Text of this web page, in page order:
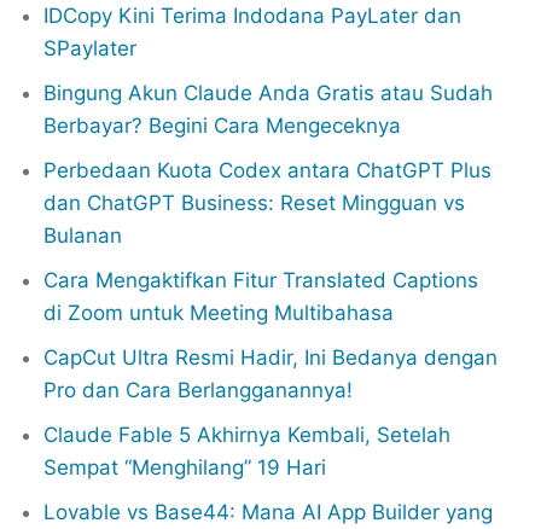
IDCopy Kini Terima Indodana PayLater dan
SPaylater
Bingung Akun Claude Anda Gratis atau Sudah
Berbayar? Begini Cara Mengeceknya
Perbedaan Kuota Codex antara ChatGPT Plus
dan ChatGPT Business: Reset Mingguan vs
Bulanan
Cara Mengaktifkan Fitur Translated Captions
di Zoom untuk Meeting Multibahasa
CapCut Ultra Resmi Hadir, Ini Bedanya dengan
Pro dan Cara Berlangganannya!
Claude Fable 5 Akhirnya Kembali, Setelah
Sempat “Menghilang” 19 Hari
Lovable vs Base44: Mana AI App Builder yang